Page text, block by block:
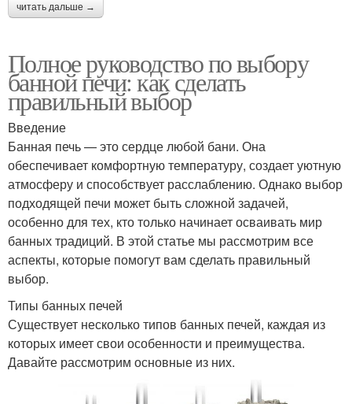
читать дальше →
Полное руководство по выбору
банной печи: как сделать
правильный выбор
Введение
Банная печь — это сердце любой бани. Она
обеспечивает комфортную температуру, создает уютную
атмосферу и способствует расслаблению. Однако выбор
подходящей печи может быть сложной задачей,
особенно для тех, кто только начинает осваивать мир
банных традиций. В этой статье мы рассмотрим все
аспекты, которые помогут вам сделать правильный
выбор.
Типы банных печей
Существует несколько типов банных печей, каждая из
которых имеет свои особенности и преимущества.
Давайте рассмотрим основные из них.